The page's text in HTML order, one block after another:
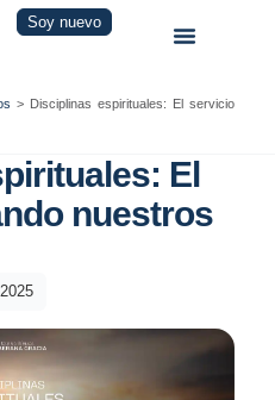
Soy nuevo
> Disciplinas espirituales: El servicio
El
nuestros